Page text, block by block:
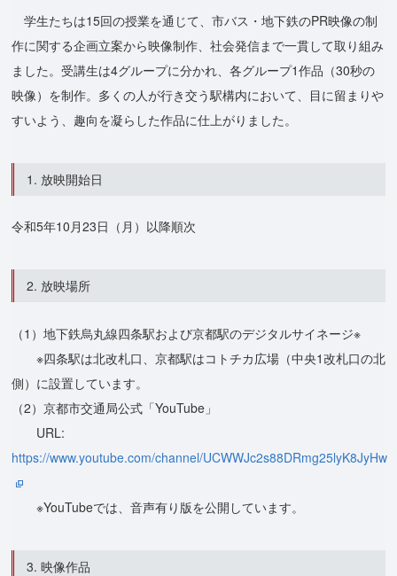
学生たちは15回の授業を通じて、市バス・地下鉄のPR映像の制
作に関する企画立案から映像制作、社会発信まで一貫して取り組み
ました。受講生は4グループに分かれ、各グループ1作品（30秒の
映像）を制作。多くの人が行き交う駅構内において、目に留まりや
すいよう、趣向を凝らした作品に仕上がりました。
1. 放映開始日
令和5年10月23日（月）以降順次
2. 放映場所
（1）地下鉄烏丸線四条駅および京都駅のデジタルサイネージ※
※四条駅は北改札口、京都駅はコトチカ広場（中央1改札口の北
側）に設置しています。
（2）京都市交通局公式「YouTube」
URL:
https://www.youtube.com/channel/UCWWJc2s88DRmg25lyK8JyHw
※YouTubeでは、音声有り版を公開しています。
3. 映像作品